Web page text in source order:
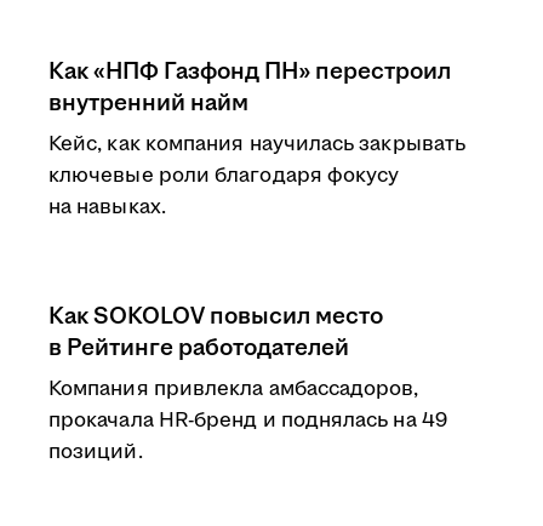
Как «НПФ Газфонд ПН» перестроил
внутренний найм
Кейс, как компания научилась закрывать
ключевые роли благодаря фокусу
на навыках.
Как SOKOLOV повысил место
в Рейтинге работодателей
Компания привлекла амбассадоров,
прокачала HR-бренд и поднялась на 49
позиций.